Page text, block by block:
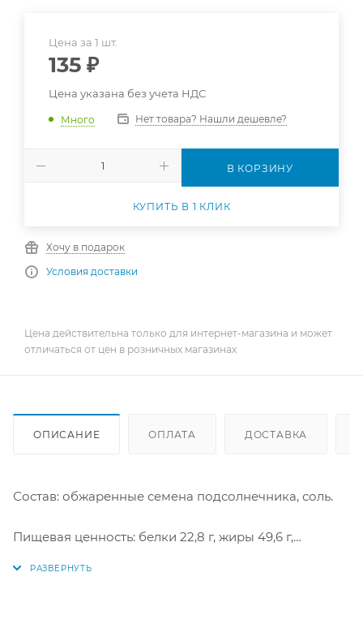
Цена за 1 шт.
135 ₽
Цена указана без учета НДС
Много Нет товара? Нашли дешевле?
В КОРЗИНУ
КУПИТЬ В 1 КЛИК
Хочу в подарок
Условия доставки
Цена действительна только для интернет-магазина и может
отличаться от цен в розничных магазинах
ОПИСАНИЕ ОПЛАТА ДОСТАВКА
Состав: обжаренные семена подсолнечника, соль.
Пищевая ценность: белки 22,8 г, жиры 49,6 г,